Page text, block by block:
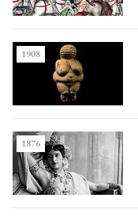
1908
1876